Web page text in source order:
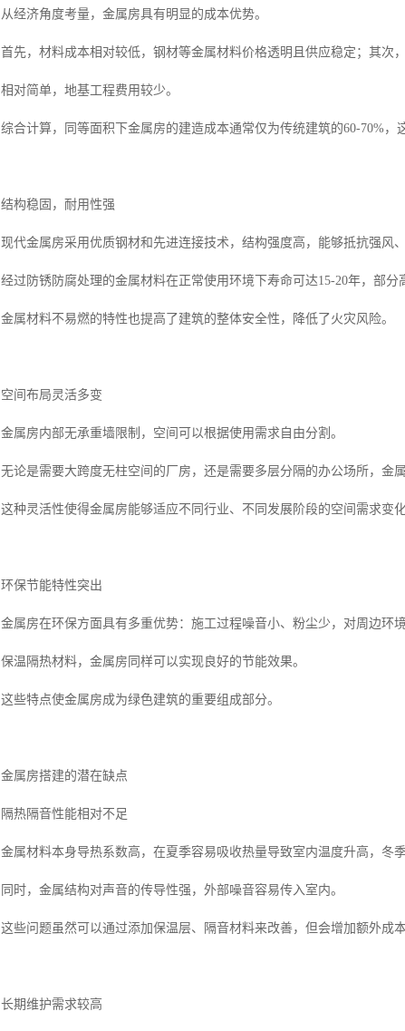
从经济角度考量，金属房具有明显的成本优势。
首先，材料成本相对较低，钢材等金属材料价格透明且供应稳定；其
相对简单，地基工程费用较少。
综合计算，同等面积下金属房的建造成本通常仅为传统建筑的60-70%，
结构稳固，耐用性强
现代金属房采用优质钢材和先进连接技术，结构强度高，能够抵抗强风
经过防锈防腐处理的金属材料在正常使用环境下寿命可达15-20年，部分
金属材料不易燃的特性也提高了建筑的整体安全性，降低了火灾风险。
空间布局灵活多变
金属房内部无承重墙限制，空间可以根据使用需求自由分割。
无论是需要大跨度无柱空间的厂房，还是需要多层分隔的办公场所，金
这种灵活性使得金属房能够适应不同行业、不同发展阶段的空间需求变化
环保节能特性突出
金属房在环保方面具有多重优势：施工过程噪音小、粉尘少，对周边环
保温隔热材料，金属房同样可以实现良好的节能效果。
这些特点使金属房成为绿色建筑的重要组成部分。
金属房搭建的潜在缺点
隔热隔音性能相对不足
金属材料本身导热系数高，在夏季容易吸收热量导致室内温度升高，冬
同时，金属结构对声音的传导性强，外部噪音容易传入室内。
这些问题虽然可以通过添加保温层、隔音材料来改善，但会增加额外成
长期维护需求较高